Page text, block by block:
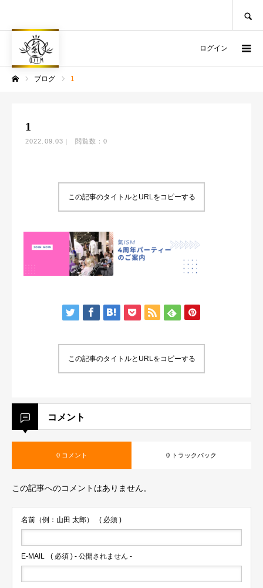
ログイン
ブログ 1
1
2022.09.03 閲覧数：0
この記事のタイトルとURLをコピーする
この記事のタイトルとURLをコピーする
コメント
0 コメント 0 トラックバック
この記事へのコメントはありません。
名前（例：山田 太郎） ( 必須 )
E-MAIL ( 必須 ) - 公開されません -